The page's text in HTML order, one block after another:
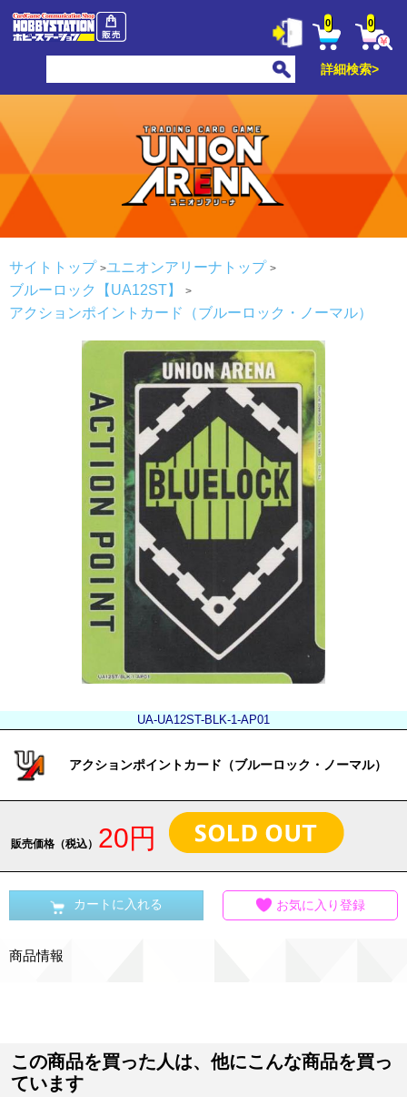
0 0
詳細検索>
サイトトップ
ユニオンアリーナトップ
ブルーロック【UA12ST】
アクションポイントカード（ブルーロック・ノーマル）
UA-UA12ST-BLK-1-AP01
アクションポイントカード（ブルーロック・ノーマル）
販売価格（税込） 20円
カートに入れる お気に入り登録
商品情報
この商品を買った人は、他にこんな商品を買っ
ています